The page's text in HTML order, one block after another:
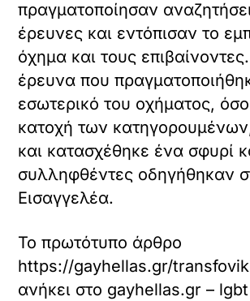
πραγματοποίησαν
έρευνες και εντόπισαν το
όχημα και τους
έρευνα που
εσωτερικό του οχήματος,
κατοχή των
και κατασχέθηκε ένα σφυρί
συλληφθέντες οδηγήθηκαν
Εισαγγελέα.
Το πρωτότυπο άρθρο
https://gayhellas.gr/
ανήκει στο gayhellas.gr –